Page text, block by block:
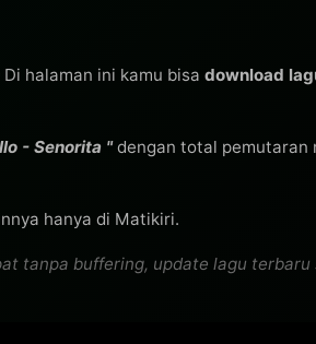
halaman ini kamu bisa download
- Senorita "dengan total pemutaran
hanya di Matikiri.
tanpa buffering, update lagu